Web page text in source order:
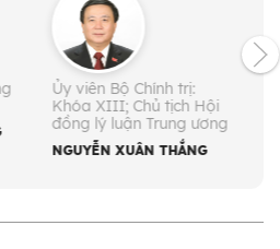
Ủy viên Bộ Chính trị:
Khóa XIII; Chủ tịch Hội
đồng lý luận Trung ương
NGUYỄN XUÂN THẮNG